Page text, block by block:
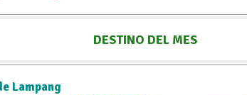
DESTINO DEL MES
Lampang